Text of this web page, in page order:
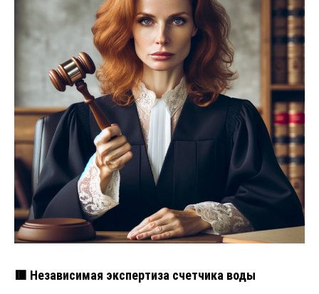
🟥 Независимая экспертиза счетчика воды